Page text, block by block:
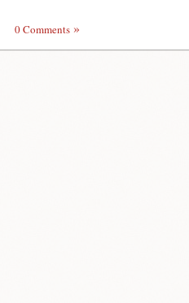
0 Comments